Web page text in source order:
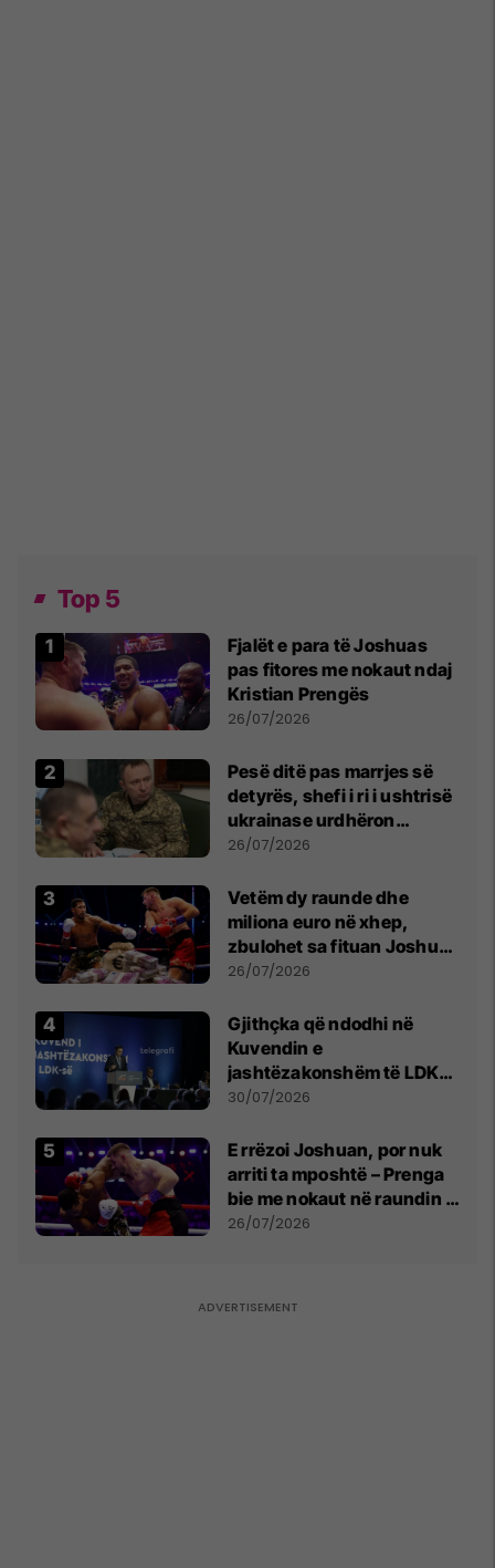
Top 5
Fjalët e para të Joshuas
pas fitores me nokaut ndaj
Kristian Prengës
26/07/2026
Pesë ditë pas marrjes së
detyrës, shefi i ri i ushtrisë
ukrainase urdhëron
kontroll të madh
26/07/2026
Vetëm dy raunde dhe
miliona euro në xhep,
zbulohet sa fituan Joshua
e Prenga
26/07/2026
Gjithçka që ndodhi në
Kuvendin e
jashtëzakonshëm të LDK-
së
30/07/2026
E rrëzoi Joshuan, por nuk
arriti ta mposhtë – Prenga
bie me nokaut në raundin e
dytë
26/07/2026